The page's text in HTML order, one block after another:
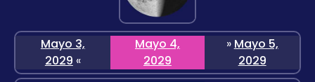
Mayo 3,
2029 «
Mayo 4,
2029
» Mayo 5,
2029